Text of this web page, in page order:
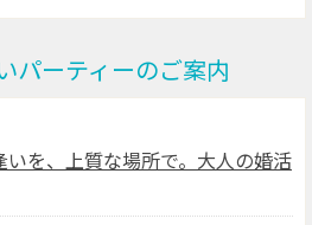
パーティーのご案内
いを、上質な場所で。大人の婚活